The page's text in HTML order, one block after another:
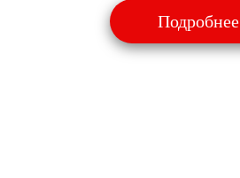
Подробнее